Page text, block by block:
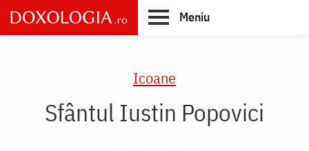
Skip
to
main
Meniu
Icoane
Sfântul Iustin Popovici